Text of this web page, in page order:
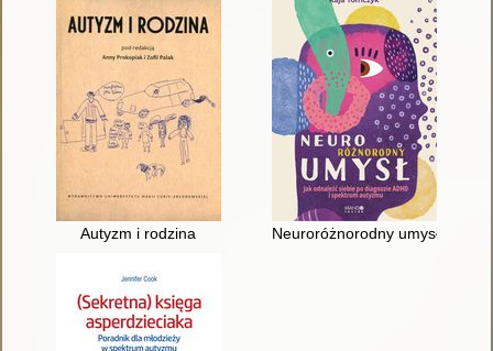
Autyzm i rodzina Neuroróżnorodny umysł : jak